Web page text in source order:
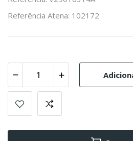
Referência Atena: 102172